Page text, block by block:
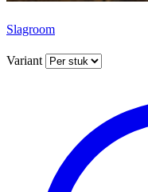
Slagroom
Variant